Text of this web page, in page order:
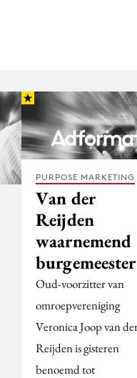
PURPOSE MARKETING
Van der
Reijden
waarnemend
burgemeester
Oud-voorzitter van
omroepvereniging
Veronica Joop van
Reijden is gisteren
benoemd tot